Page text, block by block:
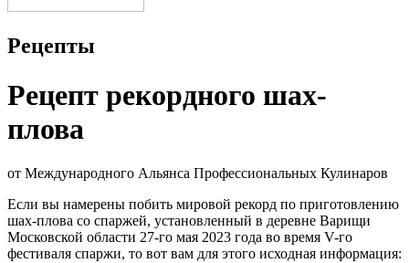
Рецепты
Рецепт рекордного шах-
плова
от Международного Альянса Профессиональных Кулинаров
Если вы намерены побить мировой рекорд по приготовлению
шах-плова со спаржей, установленный в деревне Варищи
Московской области 27-го мая 2023 года во время V-го
фестиваля спаржи, то вот вам для этого исходная информация: